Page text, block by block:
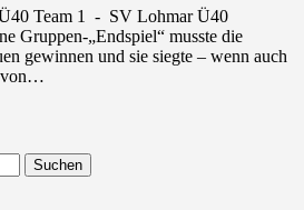
Ü40 Team 1 - SV Lohmar Ü40
Gruppen-„Endspiel“ musste die
gewinnen und sie siegte – wenn auch
von…